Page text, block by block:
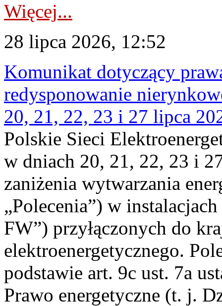
Więcej...
28 lipca 2026, 12:52
Komunikat dotyczący
redysponowanie
20, 21, 22, 23 i 27 lipca
Polskie Sieci
w dniach 20, 21, 22, 23 i
zaniżenia wytwarzania
„Polecenia”) w
FW”) przyłączonych do
elektroenergetycznego.
podstawie art. 9c ust. 7a
Prawo energetyczne (t. j.